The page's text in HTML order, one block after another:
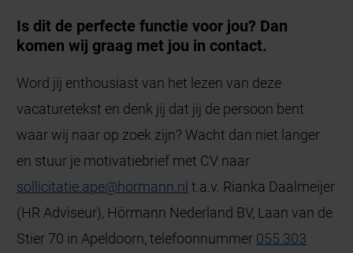
Is dit de perfecte functie voor jou? Dan
komen wij graag met jou in contact.
Word jij enthousiast van het lezen van deze
vacaturetekst en denk jij dat jij de persoon bent
waar wij naar op zoek zijn? Wacht dan niet langer
en stuur je motivatiebrief met CV naar
sollicitatie.ape@hormann.nl t.a.v. Rianka Daalmeijer
(HR Adviseur), Hörmann Nederland BV, Laan van de
Stier 70 in Apeldoorn, telefoonnummer 055 303